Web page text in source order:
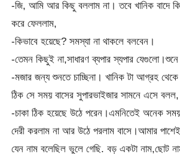
-জি, আমি আর কিছু বললাম না। তবে খানিক বাদে
করে ফেললাম,
-কিভাবে হয়েছে? সমস্যা না থাকলে বলবেন।
-তেমন কিছুই না,সাধারণ ব্যপার স্যপার
-মজার জন্য শুনতে চাচ্ছিনা। খানিক টা আগ্রহ
ঠিক সে সময় বাসের সুপারভাইজার সামনে এসে বলল,
-চাকা ঠিক হয়েছে উঠে পরেন।এমনিতেই অনেক সময়
দেরী করলাম না আর উঠে পরলাম বাসে।আমার
যেন নাম বলেছিল ভুলে গেছি. বড় একটা নাম,ছোট